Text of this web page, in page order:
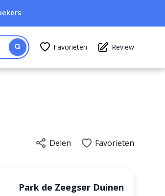
Favorieten Review
Delen Favorieten
Park de Zeegser Duinen